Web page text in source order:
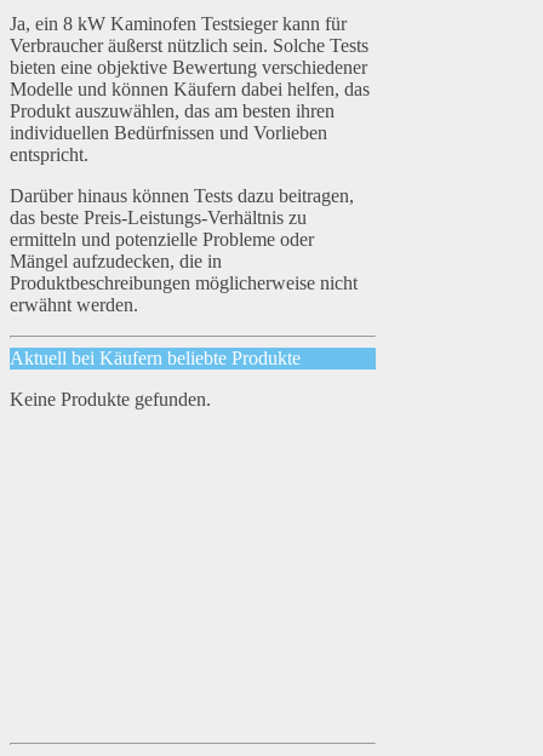
Ja, ein 8 kW Kaminofen Testsieger kann für
Verbraucher äußerst nützlich sein. Solche Tests
bieten eine objektive Bewertung verschiedener
Modelle und können Käufern dabei helfen, das
Produkt auszuwählen, das am besten ihren
individuellen Bedürfnissen und Vorlieben
entspricht.
Darüber hinaus können Tests dazu beitragen,
das beste Preis-Leistungs-Verhältnis zu
ermitteln und potenzielle Probleme oder
Mängel aufzudecken, die in
Produktbeschreibungen möglicherweise nicht
erwähnt werden.
Aktuell bei Käufern beliebte Produkte
Keine Produkte gefunden.